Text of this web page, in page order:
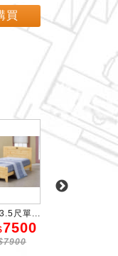
買
尺單...
7500